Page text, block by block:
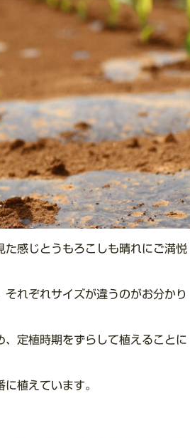
感じとうもろこしも晴れにご満悦
れぞれサイズが違うのがお分かり
定植時期をずらして植えることに
植えています。